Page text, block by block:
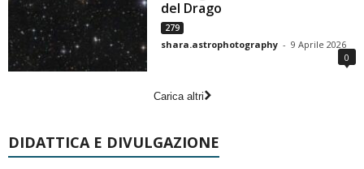
del Drago
279
shara.astrophotography - 9 Aprile 2026
0
Carica altri
DIDATTICA E DIVULGAZIONE